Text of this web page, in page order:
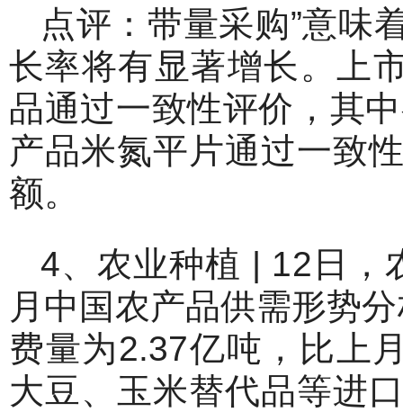
点评：带量采购”意味
长率将有显著增长。上
品通过一致性评价，其
产品米氮平片通过一致
额。
4、农业种植 | 12日，
月中国农产品供需形势
费量为2.37亿吨，比上
大豆、玉米替代品等进